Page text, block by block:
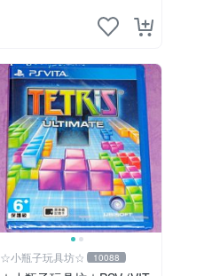
☆小瓶子玩具坊☆ 10088